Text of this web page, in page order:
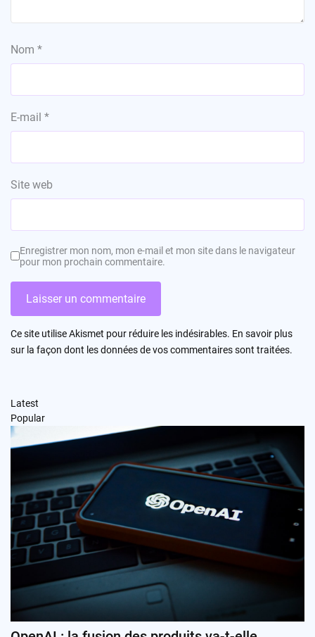
Nom *
E-mail *
Site web
Enregistrer mon nom, mon e-mail et mon site dans le navigateur
pour mon prochain commentaire.
Ce site utilise Akismet pour réduire les indésirables. En savoir plus
sur la façon dont les données de vos commentaires sont traitées.
Latest
Popular